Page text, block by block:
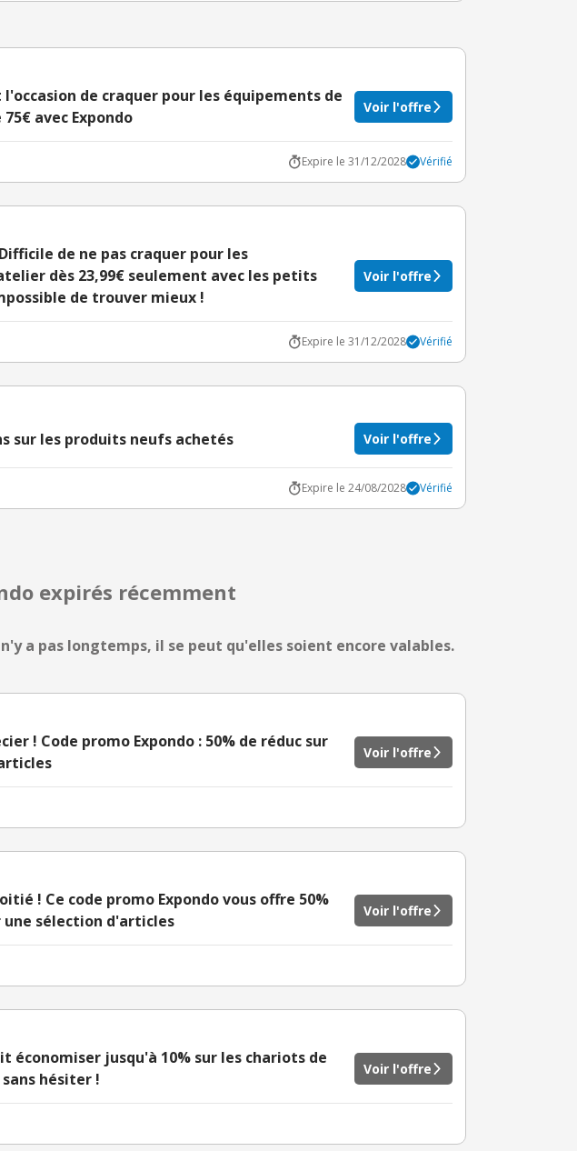
l'occasion de craquer pour les équipements de
avec Expondo
Voir l'offre
Expire le 31/12/2028 Vérifié
! Difficile de ne pas craquer pour les
dès 23,99€ seulement avec les petits
de trouver mieux !
Voir l'offre
Expire le 31/12/2028 Vérifié
sur les produits neufs achetés Voir l'offre
Expire le 24/08/2028 Vérifié
expirés récemment
a pas longtemps, il se peut qu'elles soient encore valables.
! Code promo Expondo : 50% de réduc sur
Voir l'offre
! Ce code promo Expondo vous offre 50%
une sélection d'articles
Voir l'offre
économiser jusqu'à 10% sur les chariots de
hésiter !
Voir l'offre